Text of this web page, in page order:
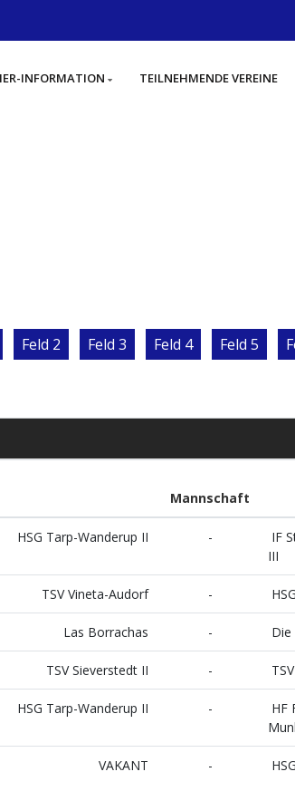
INFORMATION TEILNEHMENDE VEREINE
Feld 2 Feld 3 Feld 4 Feld 5
Mannschaft
HSG Tarp-Wanderup II -
IF
III
TSV Vineta-Audorf -
Las Borrachas - Die
TSV Sieverstedt II -
HSG Tarp-Wanderup II -
HF
VAKANT -